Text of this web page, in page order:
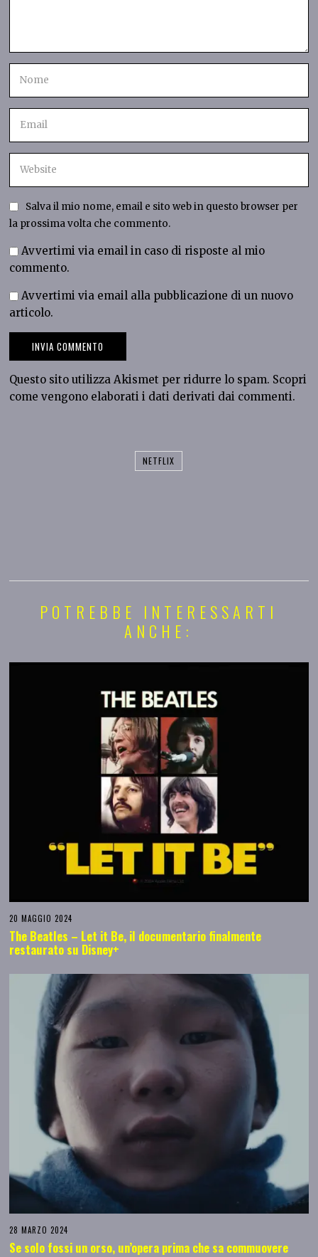
Salva il mio nome, email e sito web in questo browser per
la prossima volta che commento.
Avvertimi via email in caso di risposte al mio
commento.
Avvertimi via email alla pubblicazione di un nuovo
articolo.
Questo sito utilizza Akismet per ridurre lo spam. Scopri
come vengono elaborati i dati derivati dai commenti.
NETFLIX
POTREBBE INTERESSARTI
ANCHE:
20 MAGGIO 2024
The Beatles – Let it Be, il documentario finalmente
restaurato su Disney+
28 MARZO 2024
Se solo fossi un orso, un’opera prima che sa commuovere